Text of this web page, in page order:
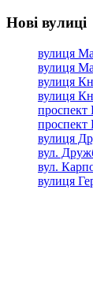
Нові вулиці
вулиця
вулиця
вулиця
вулиця
проспект
проспект
вулиця
вул.
вул.
вулиця